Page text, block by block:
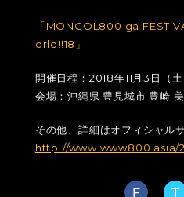
「MONGOL800 ga
orld!!18」
開催日程：2018年11月3日（土
会場：沖縄県 豊見城市 豊崎
その他、詳細はオフィシャル
http://www.www800.asia/